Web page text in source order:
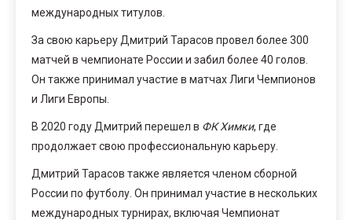
международных титулов.
За свою карьеру Дмитрий Тарасов провел более 300
матчей в чемпионате России и забил более 40 голов.
Он также принимал участие в матчах Лиги Чемпионов
и Лиги Европы.
В 2020 году Дмитрий перешел в ФК Химки, где
продолжает свою профессиональную карьеру.
Дмитрий Тарасов также является членом сборной
России по футболу. Он принимал участие в нескольких
международных турнирах, включая Чемпионат